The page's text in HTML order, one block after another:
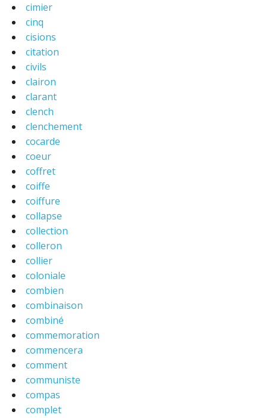
cimier
cinq
cisions
citation
civils
clairon
clarant
clench
clenchement
cocarde
coeur
coffret
coiffe
coiffure
collapse
collection
colleron
collier
coloniale
combien
combinaison
combiné
commemoration
commencera
comment
communiste
compas
complet